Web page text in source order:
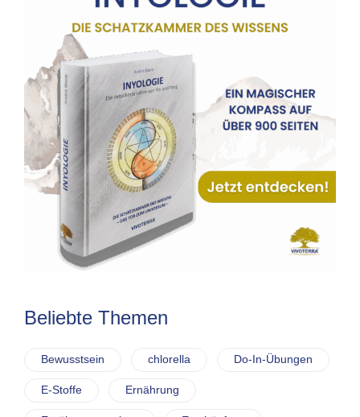
Beliebte Themen
Bewusstsein chlorella Do-In-Übungen
E-Stoffe Ernährung